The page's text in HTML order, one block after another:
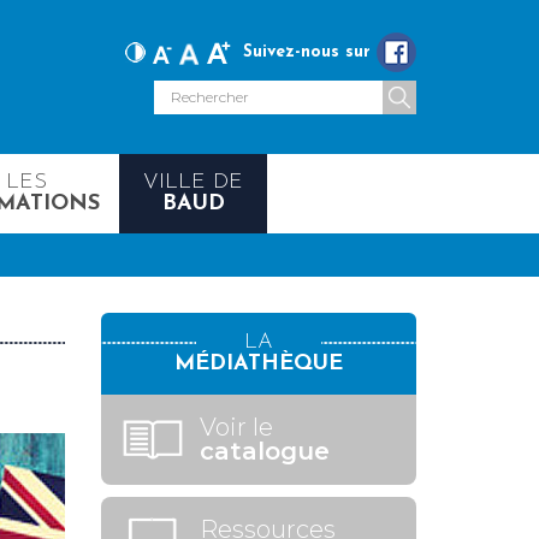
Suivez-nous sur
LES
VILLE DE
BAUD
LA
MÉDIATHÈQUE
Voir le
catalogue
Ressources